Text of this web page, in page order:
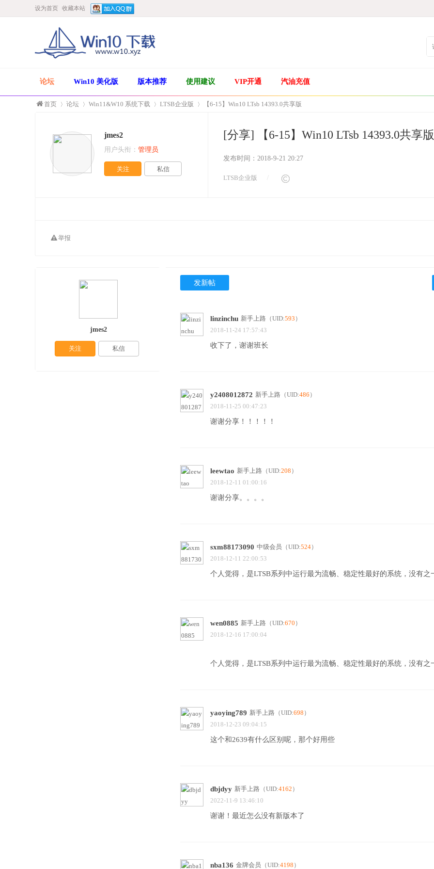
设为首页 收藏本站
论坛 Win10 美化版 版本推荐 使用建议 VIP开通 汽油充值
首页
»
论坛 Win11&W10 系统下载
›
LTSB企业版 【6-15】Win10 LTsb 14393.0共享版
[分享] 【6-15】Win10 LTsb 14393.0共享版
发布时间： 2018-9-21 20:27
LTSB企业版 /
jmes2
用户头衔： 管理员
关注 私信
举报
发新帖
linzinchu 新手上路 （UID:593 ）
2018-11-24 17:57:43
收下了，谢谢班长
y2408012872 新手上路 （UID:486 ）
2018-11-25 00:47:23
谢谢分享！！！！！
leewtao 新手上路 （UID:208 ）
2018-12-11 01:00:16
谢谢分享。。。。
sxm88173090 中级会员 （UID:524）
2018-12-11 22:00:53
个人觉得，是LTSB系列中运行最为流畅、稳定性最好的系统，没有之
wen0885 新手上路 （UID:670 ）
2018-12-16 17:00:04
个人觉得，是LTSB系列中运行最为流畅、稳定性最好的系统，没有之
yaoying789 新手上路 （UID:698 ）
2018-12-23 09:04:15
这个和2639有什么区别呢，那个好用些
dbjdyy 新手上路 （UID:4162 ）
2022-11-9 13:46:10
谢谢！最近怎么没有新版本了
nba136 金牌会员 （UID:4198 ）
jmes2
关注 私信